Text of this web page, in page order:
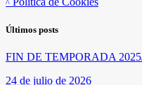
Últimos posts
FIN DE TEMPORADA
24 de julio de 2026